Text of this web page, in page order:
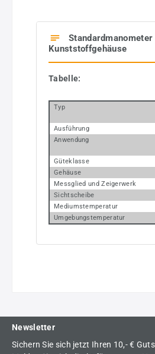
Standardmanometer
Kunststoffgehäuse
Tabelle:
Typ
Ausführung
Anwendung
Güteklasse
Gehäuse
Messglied und Zeigerwerk
Sichtscheibe
Mediumstemperatur
Umgebungstemperatur
Newsletter
Sichern Sie sich jetzt Ihren 10,- €